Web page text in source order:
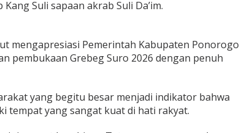
Suli sapaan akrab Suli Da’im.
mengapresiasi Pemerintah Kabupaten Ponorogo
pembukaan Grebeg Suro 2026 dengan penuh
yang begitu besar menjadi indikator bahwa
tempat yang sangat kuat di hati rakyat.